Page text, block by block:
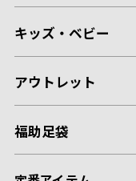
キッズ・ベビー
アウトレット
福助足袋